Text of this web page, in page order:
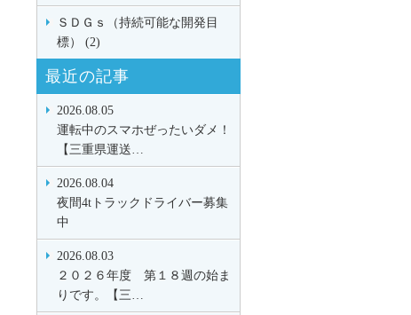
ＳＤＧｓ（持続可能な開発目
標） (2)
最近の記事
2026.08.05
運転中のスマホぜったいダメ！
【三重県運送…
2026.08.04
夜間4tトラックドライバー募集
中
2026.08.03
２０２６年度 第１８週の始ま
りです。【三…